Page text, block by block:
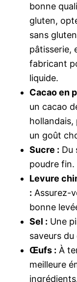
bonne
gluten,
sans
pâtisserie,
fabricant
liquide.
Cacao en
un cacao
un goût
Sucre : Du
poudre fin.
Levure
: Assurez-
bonne
Sel : Une
saveurs
Œufs : À
meilleure